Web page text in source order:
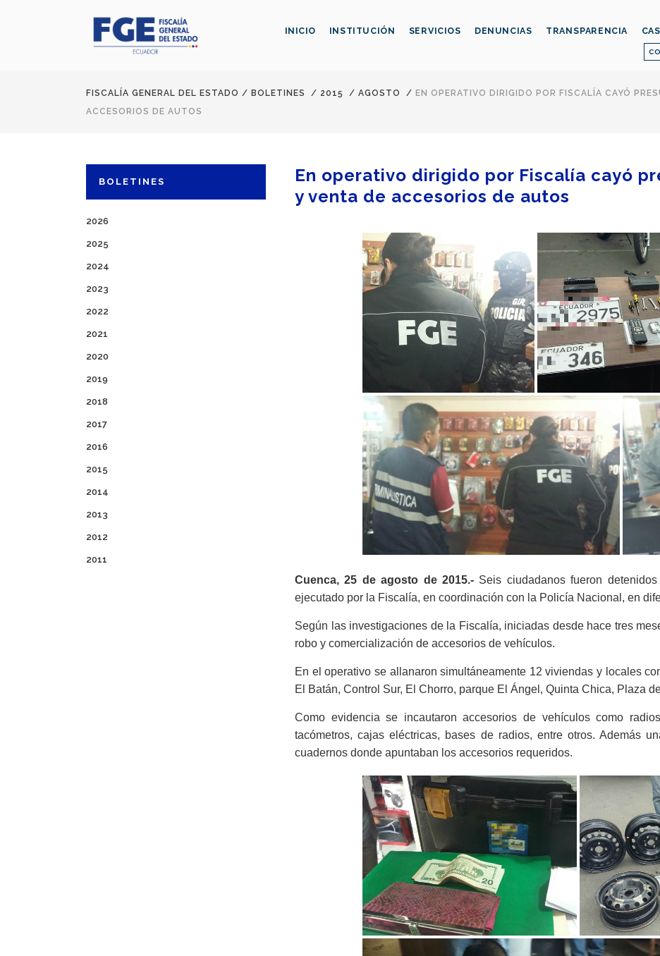
INICIO INSTITUCIÓN SERVICIOS DENUNCIAS TRANSPARENCIA
FISCALÍA GENERAL DEL ESTADO / BOLETINES / 2015 / AGOSTO / EN OPERATIVO DIRIGIDO POR FISCALÍA CAYÓ
ACCESORIOS DE AUTOS
BOLETINES
2026
2025
2024
2023
2022
2021
2020
2019
2018
2017
2016
2015
2014
2013
2012
2011
En operativo dirigido por Fiscalía cayó
y venta de accesorios de autos
Cuenca, 25 de agosto de 2015.- Seis ciudadanos fueron
ejecutado por la Fiscalía, en coordinación con la Policía Nacional, en
Según las investigaciones de la Fiscalía, iniciadas desde hace tres
robo y comercialización de accesorios de vehículos.
En el operativo se allanaron simultáneamente 12 viviendas y local es
El Batán, Control Sur, El Chorro, parque El Ángel , Quinta Chica, P laza
Como evidencia se incautaron accesorios de vehículos como
tacómetros, cajas eléctricas, bases de radios, entre otros. Además
cuadernos donde apuntaban los accesorios requeridos.